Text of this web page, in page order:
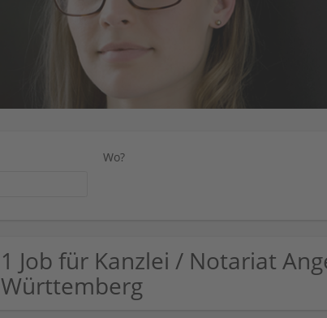
Wo?
1 Job für Kanzlei / Notariat
Württemberg